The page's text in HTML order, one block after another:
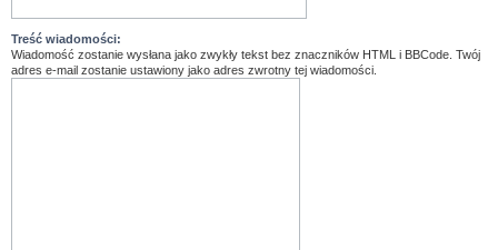
Treść wiadomości:
Wiadomość zostanie wysłana jako zwykły tekst bez znaczników HTML i BBCode. Twój
adres e-mail zostanie ustawiony jako adres zwrotny tej wiadomości.